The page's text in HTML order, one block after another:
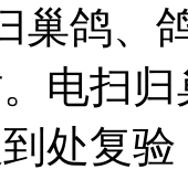
巢鸽、
电扫
处复